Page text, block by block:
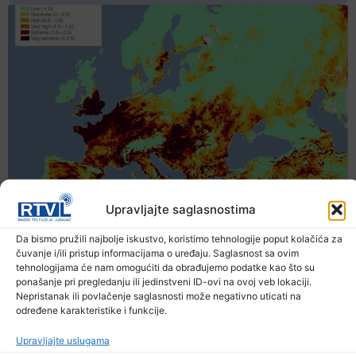
Upravljajte saglasnostima
Da bismo pružili najbolje iskustvo, koristimo tehnologije poput kolačića za
čuvanje i/ili pristup informacijama o uređaju. Saglasnost sa ovim
tehnologijama će nam omogućiti da obrađujemo podatke kao što su
ponašanje pri pregledanju ili jedinstveni ID-ovi na ovoj veb lokaciji.
Nepristanak ili povlačenje saglasnosti može negativno uticati na
određene karakteristike i funkcije.
Upravljajte uslugama